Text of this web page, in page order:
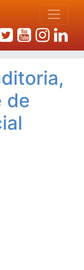
de 2025 -
de